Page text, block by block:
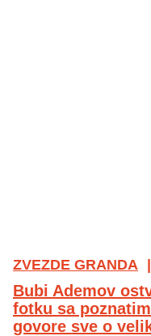
ZVEZDE GRANDA |
Bubi Ademov
fotku sa
govore sve o